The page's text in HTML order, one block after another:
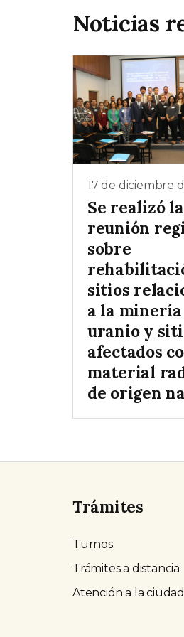
Noticias
17 de diciembre
Se realizó la
reunión
sobre
sitios
a la minería
uranio y
afectados
material
de origen
Trámites
Turnos
Trámites a distancia
Atención a la